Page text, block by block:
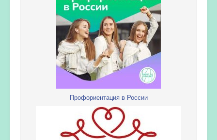
Профориентация в России